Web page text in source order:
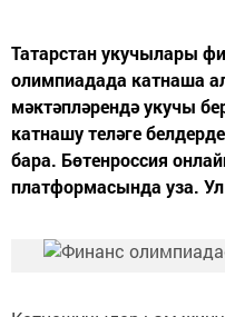
Татарстан укучылары
олимпиадада катнаша
мәктәпләрендә укучы
катнашу теләге
бара. Бөтенроссия
платформасында уза. Ул